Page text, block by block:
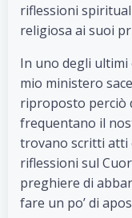
riflessioni
religiosa ai suoi
In uno degli ultimi
mio ministero
riproposto perciò
frequentano il
trovano scritti atti
riflessioni sul
preghiere di
fare un po’ di